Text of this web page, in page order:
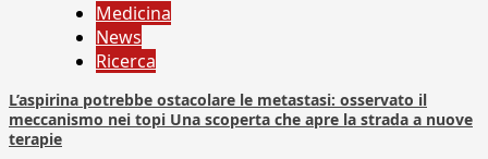
Medicina
News
Ricerca
L’aspirina potrebbe ostacolare le metastasi: osservato il
meccanismo nei topi Una scoperta che apre la strada a nuove
terapie